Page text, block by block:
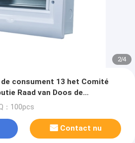
2/4
de consument 13 het Comité
Raad van Doos de
：100pcs
Contact nu